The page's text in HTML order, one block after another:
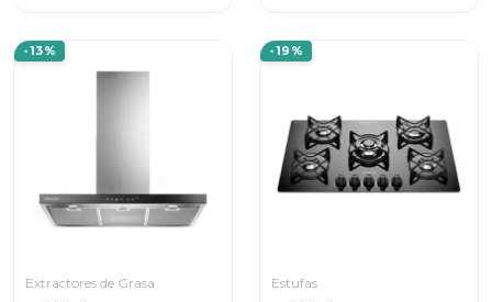
-13%
Extractores de Grasa
-19%
Estufas